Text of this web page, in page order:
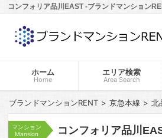
コンフォリア品川EAST -ブランドマンション
ホーム
Home
エリア検索
Area Search
ブランドマンションRENT 京急本線 北
マンション
Mansion
コンフォリア品川